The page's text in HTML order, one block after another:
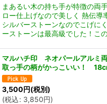
まあるい木の持ち手が特徴の両
ロー仕上げなので美しく 熱伝
シルバーストーンなのでこげ
ーストーンは最高級でした！こ
マルハチ印 ネオパールアルミ
取っ手の柄がかっこいい！
3,500円(税別)
(税込: 3,850円)